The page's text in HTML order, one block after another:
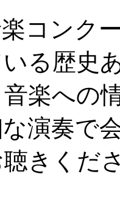
コンク
る歴史
楽への
演奏で
きくだ